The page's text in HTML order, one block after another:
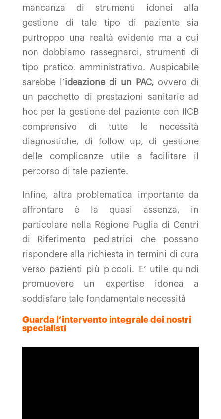
mancanza di strumenti idonei alla
gestione di tale tipo di paziente sia
purtroppo una realtà evidente ma a cui
non dobbiamo rassegnarci, strumenti di
tipo pratico, amministrativo. Auspicabile
sarebbe l’ideazione di un PAC, ovvero di
un pacchetto di prestazioni sanitarie ad
hoc per la gestione del paziente con IICB
comprensivo di tutte le necessità
diagnostiche, di follow up, di gestione
delle complicanze utile a facilitare il
percorso di tale paziente.
Infine, altra problematica importante da
affrontare è la quasi assenza, in
particolare nella Regione Puglia di Centri
di Riferimento pediatrici che possano
rispondere alla richiesta in termini di cura
verso pazienti più piccoli. E’ utile quindi
promuovere un expertise idonea a
soddisfare tale fondamentale necessità
Guarda l’intervento integrale dei nostri
specialisti